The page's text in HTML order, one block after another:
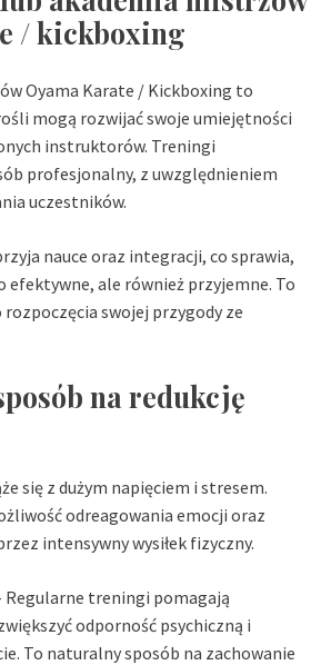
/ kickboxing
Oyama Karate / Kickboxing to
mogą rozwijać swoje umiejętności
instruktorów. Treningi
profesjonalny, z uwzględnieniem
uczestników.
nauce oraz integracji, co sprawia,
efektywne, ale również przyjemne. To
swojej przygody ze
na redukcję
się z dużym napięciem i stresem.
odreagowania emocji oraz
intensywny wysiłek fizyczny.
Regularne treningi pomagają
odporność psychiczną i
To naturalny sposób na zachowanie